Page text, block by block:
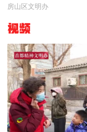
房山区文明办
视频